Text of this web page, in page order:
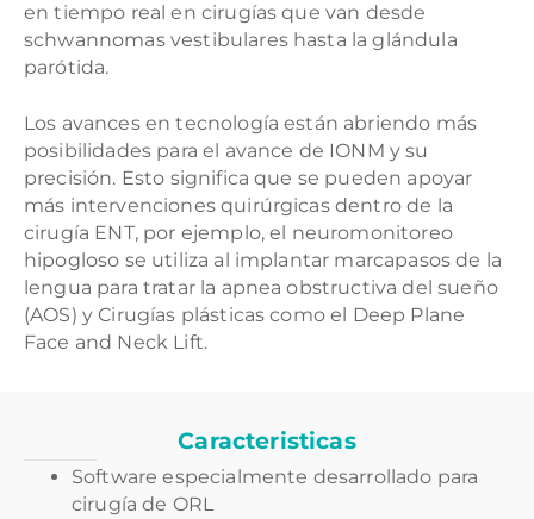
en tiempo real en cirugías que van desde
schwannomas vestibulares hasta la glándula
parótida.
Los avances en tecnología están abriendo más
posibilidades para el avance de IONM y su
precisión. Esto significa que se pueden apoyar
más intervenciones quirúrgicas dentro de la
cirugía ENT, por ejemplo, el neuromonitoreo
hipogloso se utiliza al implantar marcapasos de la
lengua para tratar la apnea obstructiva del sueño
(AOS) y Cirugías plásticas como el Deep Plane
Face and Neck Lift.
Caracteristicas
Software especialmente desarrollado para
cirugía de ORL